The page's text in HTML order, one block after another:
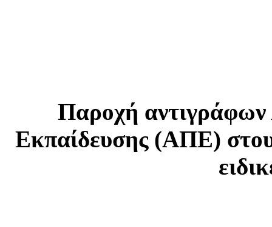
Παροχή
Εκπαίδευσης (ΑΠΕ)